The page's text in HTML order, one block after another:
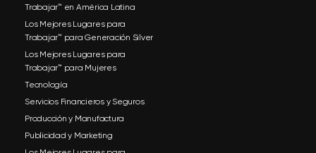
Trabajar™ en América Latina
Los Mejores Lugares para
Trabajar™ para Generación Silver
Los Mejores Lugares para
Trabajar™ para Mujeres
Tecnología
Servicios Financieros y Seguros
Producción y Manufactura
Publicidad y Marketing